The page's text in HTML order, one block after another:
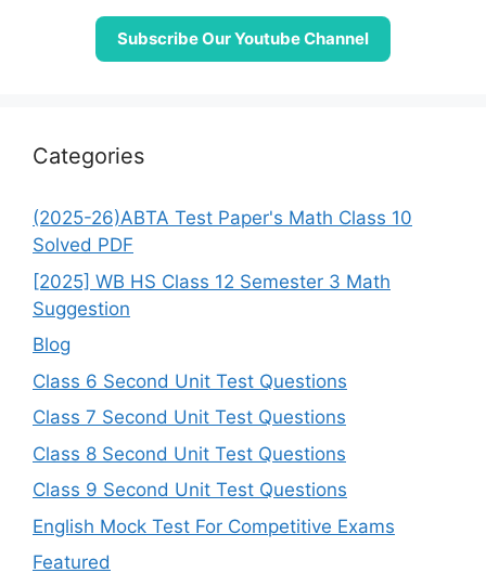
Subscribe Our Youtube Channel
Categories
(2025-26)ABTA Test Paper's Math Class 10
Solved PDF
[2025] WB HS Class 12 Semester 3 Math
Suggestion
Blog
Class 6 Second Unit Test Questions
Class 7 Second Unit Test Questions
Class 8 Second Unit Test Questions
Class 9 Second Unit Test Questions
English Mock Test For Competitive Exams
Featured